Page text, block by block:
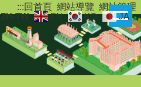
:::回首頁 網站導覽 網站管理
ZH-TW
EN KO JA